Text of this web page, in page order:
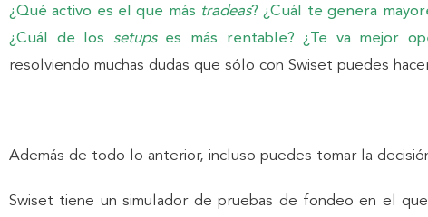
¿Qué activo es el que más tradeas? ¿Cuál te genera
¿Cuál de los setups es más rentable? ¿Te va mejor
resolviendo muchas dudas que sólo con Swiset puedes
Además de todo lo anterior, incluso puedes tomar la
Swiset tiene un simulador de pruebas de fondeo en el